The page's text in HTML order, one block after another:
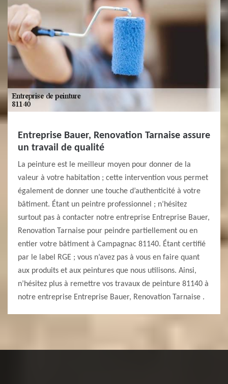
Entreprise Bauer, Renovation Tarnaise assure
un travail de qualité
La peinture est le meilleur moyen pour donner de la
valeur à votre habitation ; cette intervention vous permet
également de donner une touche d’authenticité à votre
bâtiment. Étant un peintre professionnel ; n’hésitez
surtout pas à contacter notre entreprise Entreprise Bauer,
Renovation Tarnaise pour peindre partiellement ou en
entier votre bâtiment à Campagnac 81140. Étant certifié
par le label RGE ; vous n’avez pas à vous en faire quant
aux produits et aux peintures que nous utilisons. Ainsi,
n’hésitez plus à remettre vos travaux de peinture 81140 à
notre entreprise Entreprise Bauer, Renovation Tarnaise .